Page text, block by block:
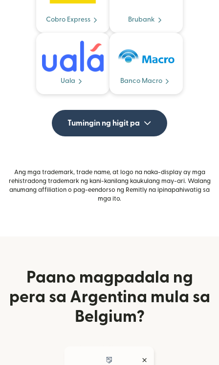
Cobro Express Brubank
Uala Banco Macro
Tumingin ng higit pa
Ang mga trademark, trade name, at logo na naka-display ay mga
rehistradong trademark ng kani-kanilang kaukulang may-ari. Walang
anumang affiliation o pag-eendorso ng Remitly na ipinapahiwatig sa
mga ito.
Paano magpadala ng
pera sa Argentina mula sa
Belgium?